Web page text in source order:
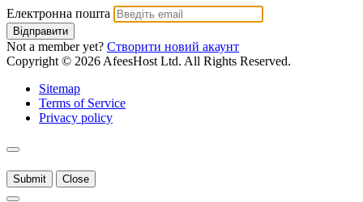
Електронна пошта
Відправити
Not a member yet? Створити новий акаунт
Copyright © 2026 AfeesHost Ltd. All Rights Reserved.
Sitemap
Terms of Service
Privacy policy
Submit Close